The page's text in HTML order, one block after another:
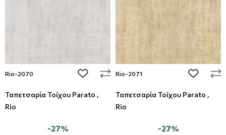
Rio-2070 add to wishlist
Ταπετσαρία Τοίχου Parato ,
Rio
-27%
Rio-2071 add to
Ταπετσαρία Τοίχου Parato ,
Rio
-27%